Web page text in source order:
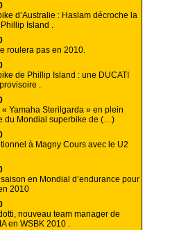
d’Australie : Haslam décroche la
Island .
roulera pas en 2010.
de Phillip Island : une DUCATI
.
« Yamaha Sterilgarda » en plein
du Mondial superbike de (…)
à Magny Cours avec le U2
en Mondial d’endurance pour
2010
nouveau team manager de
en WSBK 2010 .